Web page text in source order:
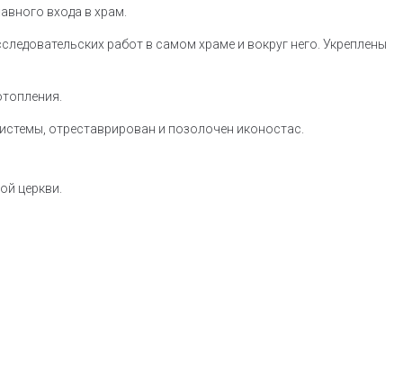
входа в храм.
работ в самом храме и вокруг него. Укреплены
отреставрирован и позолочен иконостас.
церкви.